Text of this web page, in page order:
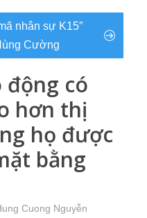
nhân sự K15″
Cường
động có
hơn thị
họ được
bằng
Cuong Nguyễn